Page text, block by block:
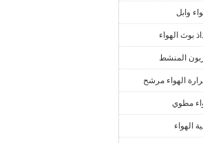
وابل
بوث الهواء
المنشط
الهواء مرشح
مطوي
الهواء